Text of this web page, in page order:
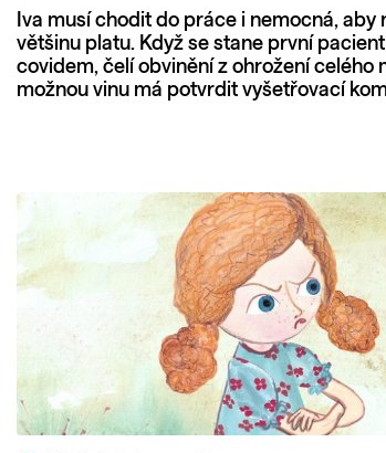
Iva musí chodit do práce i nemocná, aby
většinu platu. Když se stane první
covidem, čelí obvinění z ohrožení celého
možnou vinu má potvrdit vyšetřovací